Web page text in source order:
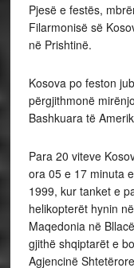
Pjesë e festës,
Filarmonisë së
në Prishtinë.
Kosova po feston
përgjithmonë
Bashkuara të
Para 20 viteve
ora 05 e 17 minuta
1999, kur tanket e
helikopterët hynin
Maqedonia në
gjithë shqiptarët e
Agjencinë